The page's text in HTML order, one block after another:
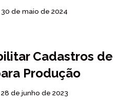
30 de maio de 2024
Cadastros de
Produção
28 de junho de 2023